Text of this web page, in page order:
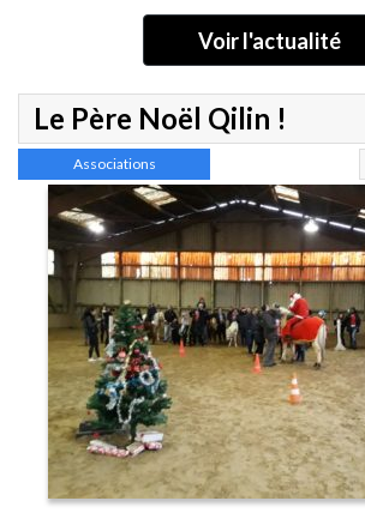
Voir l'actualité
Le Père Noël Qilin !
Associations